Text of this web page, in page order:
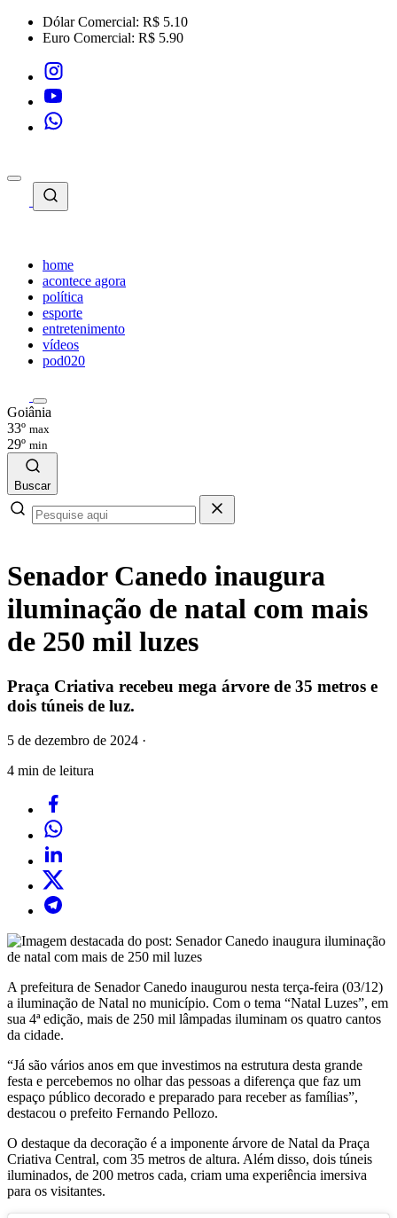
Dólar Comercial: R$ 5.10
Euro Comercial: R$ 5.90
home
acontece agora
política
esporte
entretenimento
vídeos
pod020
Goiânia
33º max
29º min
Buscar
Senador Canedo inaugura
iluminação de natal com mais
de 250 mil luzes
Praça Criativa recebeu mega árvore de 35 metros e
dois túneis de luz.
5 de dezembro de 2024 ·
4 min de leitura
A prefeitura de Senador Canedo inaugurou nesta terça-feira (03/12)
a iluminação de Natal no município. Com o tema “Natal Luzes”, em
sua 4ª edição, mais de 250 mil lâmpadas iluminam os quatro cantos
da cidade.
“Já são vários anos em que investimos na estrutura desta grande
festa e percebemos no olhar das pessoas a diferença que faz um
espaço público decorado e preparado para receber as famílias”,
destacou o prefeito Fernando Pellozo.
O destaque da decoração é a imponente árvore de Natal da Praça
Criativa Central, com 35 metros de altura. Além disso, dois túneis
iluminados, de 200 metros cada, criam uma experiência imersiva
para os visitantes.